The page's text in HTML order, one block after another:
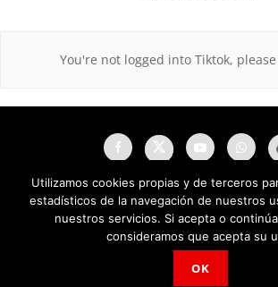
You're not logged into Tiktok,
NAU Noticias A Tiempo Universales ©
Utilizamos cookies propias y de terceros
estadísticos de la navegación de nuestros
nuestros servicios. Si acepta o
consideramos que acepta su
OK